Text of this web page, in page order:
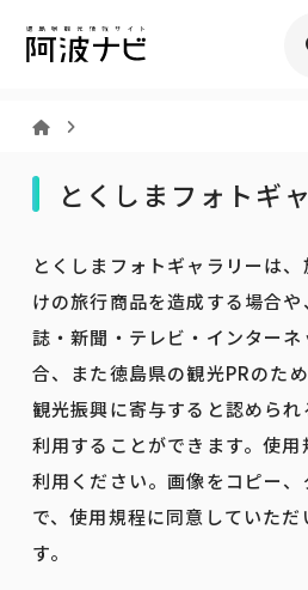
とくしまフォトギ
とくしまフォトギャラリーは
けの旅行商品を造成する場合
誌・新聞・テレビ・インター
合、また徳島県の観光PRのた
観光振興に寄与すると認めら
利用することができます。使
利用ください。画像をコピー
で、使用規程に同意していた
す。